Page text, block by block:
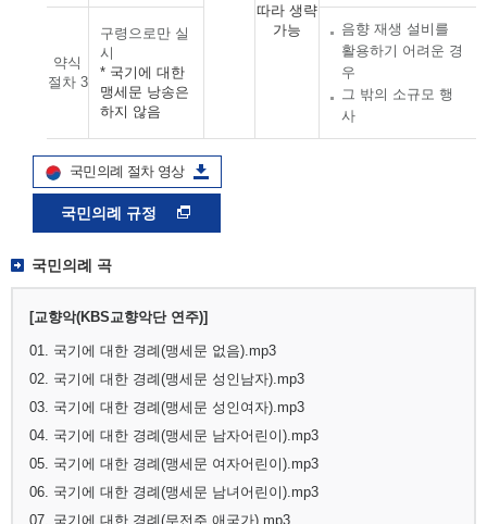
따라 생략
가능
약식
절차 3
구령으로만 실
시
* 국기에 대한
맹세문 낭송은
하지 않음
음향 재생 설비를
활용하기 어려운 경
우
그 밖의 소규모 행
사
국민의례 절차 영상
국민의례 규정
국민의례 곡
[교향악(KBS교향악단 연주)]
01. 국기에 대한 경례(맹세문 없음).mp3
02. 국기에 대한 경례(맹세문 성인남자).mp3
03. 국기에 대한 경례(맹세문 성인여자).mp3
04. 국기에 대한 경례(맹세문 남자어린이).mp3
05. 국기에 대한 경례(맹세문 여자어린이).mp3
06. 국기에 대한 경례(맹세문 남녀어린이).mp3
07. 국기에 대한 경례(무전주 애국가).mp3